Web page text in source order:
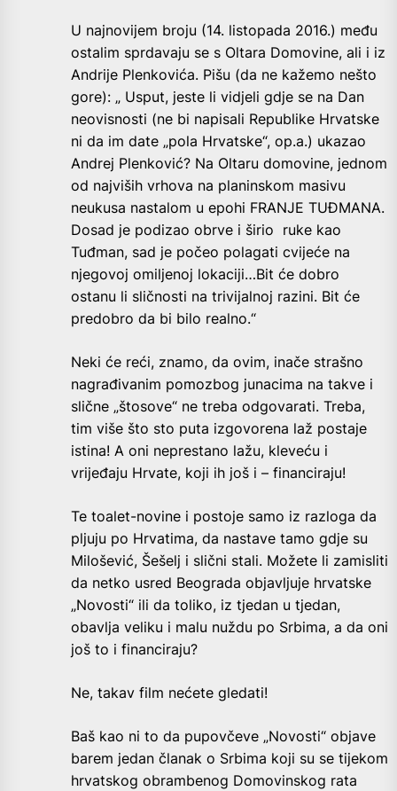
U najnovijem broju (14. listopada 2016.) među
ostalim sprdavaju se s Oltara Domovine, ali i iz
Andrije Plenkovića. Pišu (da ne kažemo nešto
gore): „ Usput, jeste li vidjeli gdje se na Dan
neovisnosti (ne bi napisali Republike Hrvatske
ni da im date „pola Hrvatske“, op.a.) ukazao
Andrej Plenković? Na Oltaru domovine, jednom
od najviših vrhova na planinskom masivu
neukusa nastalom u epohi FRANJE TUĐMANA.
Dosad je podizao obrve i širio ruke kao
Tuđman, sad je počeo polagati cvijeće na
njegovoj omiljenoj lokaciji…Bit će dobro
ostanu li sličnosti na trivijalnoj razini. Bit će
predobro da bi bilo realno.“
Neki će reći, znamo, da ovim, inače strašno
nagrađivanim pomozbog junacima na takve i
slične „štosove“ ne treba odgovarati. Treba,
tim više što sto puta izgovorena laž postaje
istina! A oni neprestano lažu, kleveću i
vrijeđaju Hrvate, koji ih još i – financiraju!
Te toalet-novine i postoje samo iz razloga da
pljuju po Hrvatima, da nastave tamo gdje su
Milošević, Šešelj i slični stali. Možete li zamisliti
da netko usred Beograda objavljuje hrvatske
„Novosti“ ili da toliko, iz tjedan u tjedan,
obavlja veliku i malu nuždu po Srbima, a da oni
još to i financiraju?
Ne, takav film nećete gledati!
Baš kao ni to da pupovčeve „Novosti“ objave
barem jedan članak o Srbima koji su se tijekom
hrvatskog obrambenog Domovinskog rata